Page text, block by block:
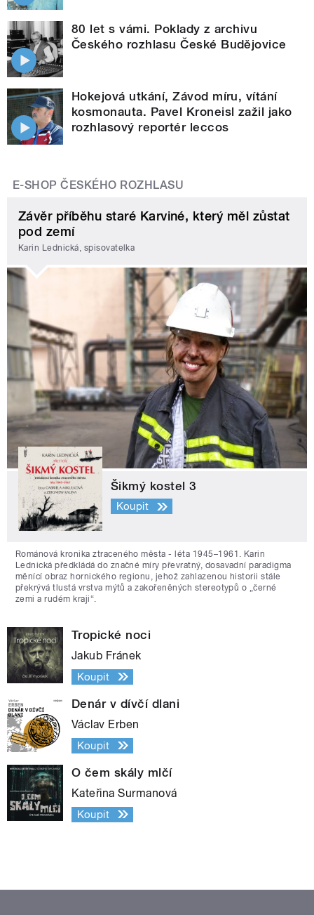
80 let s vámi. Poklady z archivu
Českého rozhlasu České Budějovice
Hokejová utkání, Závod míru, vítání
kosmonauta. Pavel Kroneisl zažil jako
rozhlasový reportér leccos
E-SHOP ČESKÉHO ROZHLASU
Závěr příběhu staré Karviné, který měl zůstat
pod zemí
Karin Lednická, spisovatelka
Šikmý kostel 3
Koupit
Románová kronika ztraceného města - léta 1945–1961. Karin
Lednická předkládá do značné míry převratný, dosavadní paradigma
měnící obraz hornického regionu, jehož zahlazenou historii stále
překrývá tlustá vrstva mýtů a zakořeněných stereotypů o „černé
zemi a rudém kraji“.
Tropické noci
Jakub Fránek
Koupit
Denár v dívčí dlani
Václav Erben
Koupit
O čem skály mlčí
Kateřina Surmanová
Koupit